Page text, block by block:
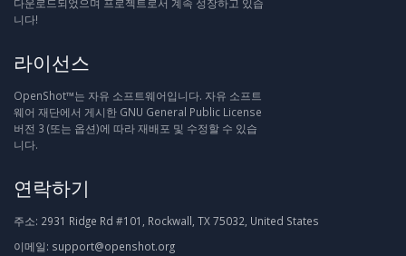
다운로드되었으며 프로젝트로서 계속 성장하고 있습
니다!
라이선스
OpenShot™는 자유 소프트웨어입니다. 자유 소프트
웨어 재단에서 게시한 GNU General Public License
버전 3 (또는 옵션)에 따라 재배포 및 수정할 수 있습
니다.
연락하기
주소: 2931 Ridge Rd #101, Rockwall, TX 75032, United States
이메일: support@openshot.org